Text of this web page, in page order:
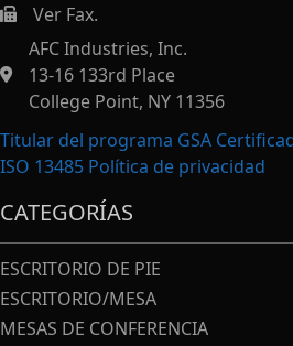
https://afcindustries.com/contact/
Ver Fax.
AFC Industries, Inc.
13-16 133rd Place
College Point, NY 11356
Titular del programa GSA
ISO 13485 Política de privacidad
CATEGORÍAS
ESCRITORIO DE PIE
ESCRITORIO/MESA
MESAS DE CONFERENCIA